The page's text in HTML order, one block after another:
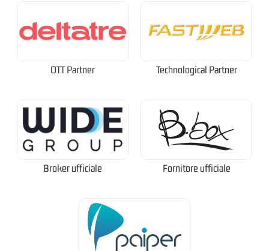
OTT Partner Technological Partner
Broker ufficiale Fornitore ufficiale